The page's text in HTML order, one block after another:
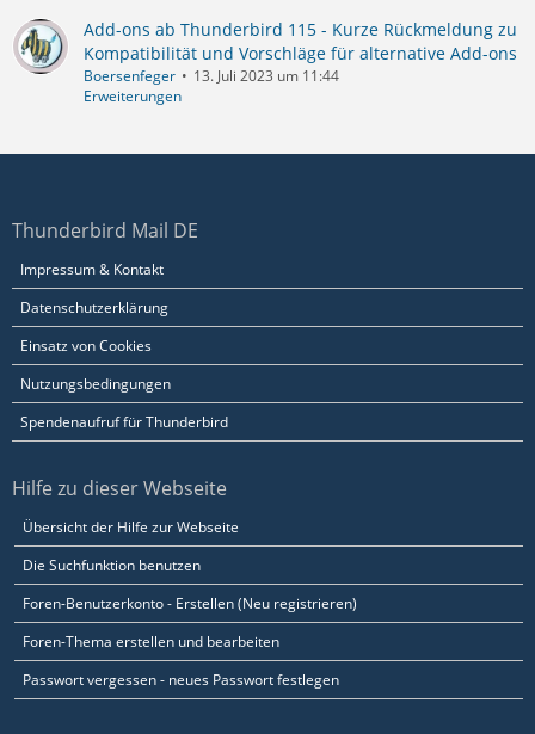
Add-ons ab Thunderbird 115 - Kurze Rückmeldung zu
Kompatibilität und Vorschläge für alternative Add-ons
Boersenfeger
13. Juli 2023 um 11:44
Erweiterungen
Thunderbird Mail DE
Impressum & Kontakt
Datenschutzerklärung
Einsatz von Cookies
Nutzungsbedingungen
Spendenaufruf für Thunderbird
Hilfe zu dieser Webseite
Übersicht der Hilfe zur Webseite
Die Suchfunktion benutzen
Foren-Benutzerkonto - Erstellen (Neu registrieren)
Foren-Thema erstellen und bearbeiten
Passwort vergessen - neues Passwort festlegen